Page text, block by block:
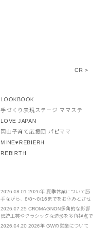
CR >
LOOKBOOK
手づくり表現ステージ ママステ
LOVE JAPAN
岡山子育て応援団 パピママ
MINE♥REBIERH
REBIRTH
2026.08.01 2026年 夏季休業について勝
手ながら、8/8～8/16までをお休みとさせ
ていただきます。 ご不便をおかけいたし
ますが、お許しください。
2026.07.25 CROMÄGNON多角的な影響
伝統工芸やクラシックな造形を多角視点で
見直し、新たな発見や体感を提案する。
2026.04.20 2026年 GWの営業について